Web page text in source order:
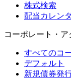
株式検索
配当カレン
コーポレート・ア
すべてのコ
デフォルト
新規債券発